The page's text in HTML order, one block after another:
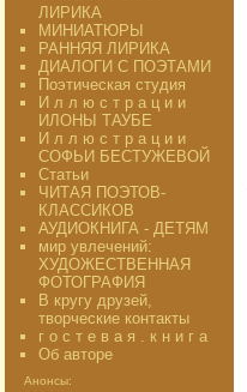
ЛИРИКА
МИНИАТЮРЫ
РАННЯЯ ЛИРИКА
ДИАЛОГИ С ПОЭТАМИ
Поэтическая студия
И л л ю с т р а ц и и
ИЛОНЫ ТАУБЕ
И л л ю с т р а ц и и
СОФЬИ БЕСТУЖЕВОЙ
Статьи
ЧИТАЯ ПОЭТОВ-
КЛАССИКОВ
АУДИОКНИГА - ДЕТЯМ
мир увлечений:
ХУДОЖЕСТВЕННАЯ
ФОТОГРАФИЯ
В кругу друзей,
творческие контакты
г о с т е в а я . к н и г а
Об авторе
Анонсы: